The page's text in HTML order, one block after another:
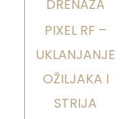
DRENAŽA
PIXEL RF –
UKLANJANJE
OŽILJAKA I
STRIJA